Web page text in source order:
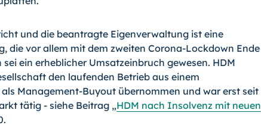
und die beantragte Eigenverwaltung ist eine
die vor allem mit dem zweiten Corona-Lockdown Ende
ein erheblicher Umsatzeinbruch gewesen. HDM
den laufenden Betrieb aus einem
Management-Buyout übernommen und war erst seit
tätig - siehe Beitrag „HDM nach Insolvenz mit neuen